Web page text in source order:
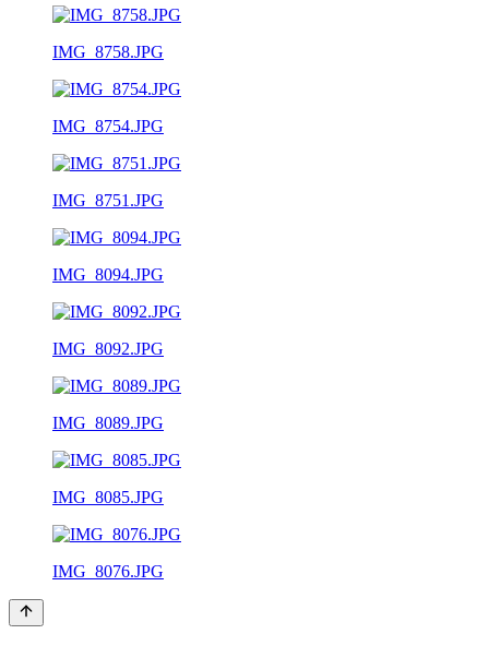
IMG_8758.JPG
IMG_8754.JPG
IMG_8751.JPG
IMG_8094.JPG
IMG_8092.JPG
IMG_8089.JPG
IMG_8085.JPG
IMG_8076.JPG